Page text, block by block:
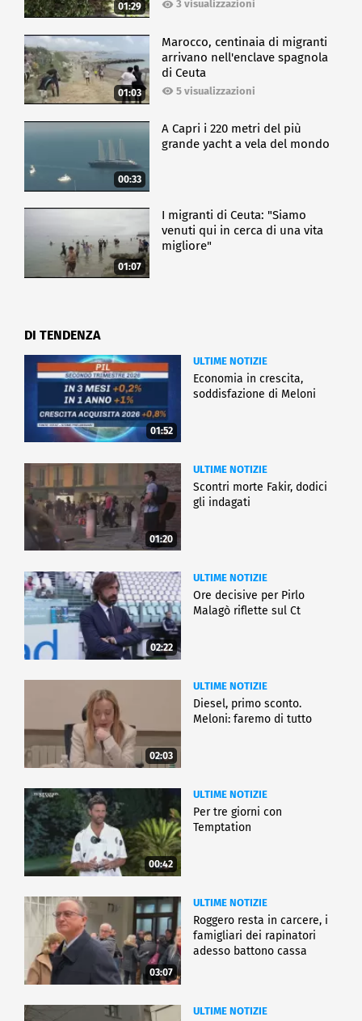
01:29 3 visualizzazioni
01:03
Marocco, centinaia di migranti
arrivano nell'enclave spagnola
di Ceuta
5 visualizzazioni
00:33
A Capri i 220 metri del più
grande yacht a vela del mondo
01:07
I migranti di Ceuta: "Siamo
venuti qui in cerca di una vita
migliore"
DI TENDENZA
01:52
ULTIME NOTIZIE
Economia in crescita,
soddisfazione di Meloni
01:20
ULTIME NOTIZIE
Scontri morte Fakir, dodici
gli indagati
02:22
ULTIME NOTIZIE
Ore decisive per Pirlo
Malagò riflette sul Ct
02:03
ULTIME NOTIZIE
Diesel, primo sconto.
Meloni: faremo di tutto
00:42
ULTIME NOTIZIE
Per tre giorni con
Temptation
03:07
ULTIME NOTIZIE
Roggero resta in carcere, i
famigliari dei rapinatori
adesso battono cassa
ULTIME NOTIZIE